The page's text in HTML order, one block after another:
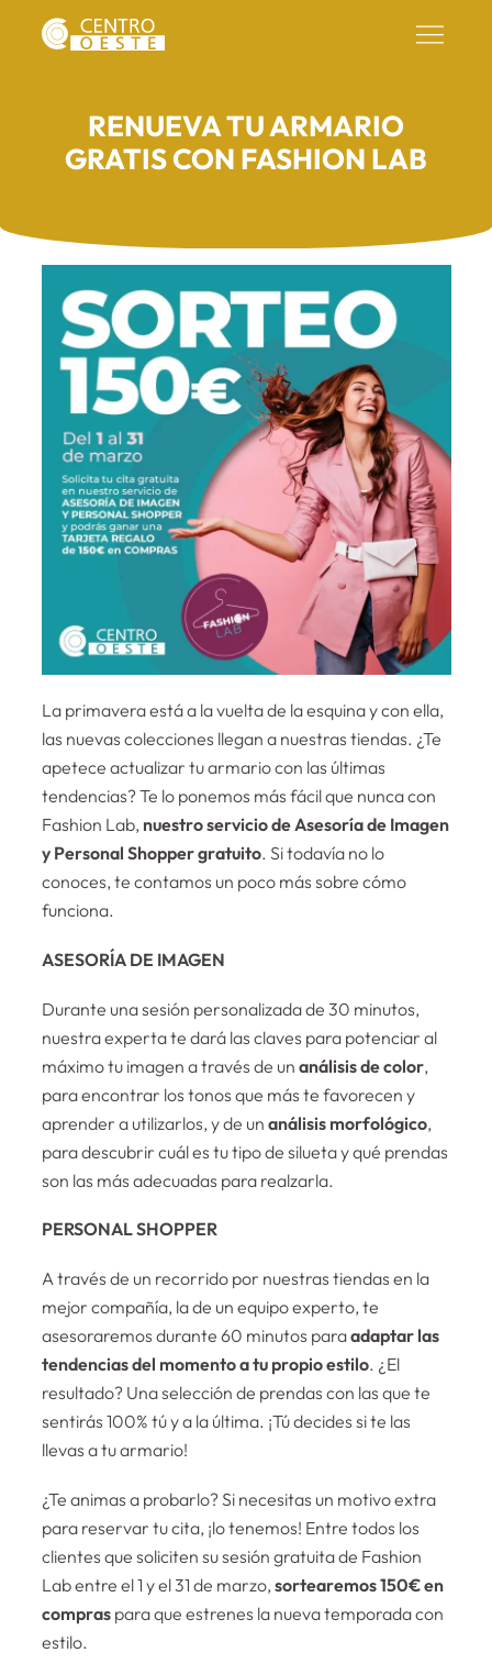
RENUEVA TU ARMARIO
GRATIS CON FASHION LAB
La primavera está a la vuelta de la esquina y con ella,
las nuevas colecciones llegan a nuestras tiendas. ¿Te
apetece actualizar tu armario con las últimas
tendencias? Te lo ponemos más fácil que nunca con
Fashion Lab, nuestro servicio de Asesoría de Imagen
y Personal Shopper gratuito. Si todavía no lo
conoces, te contamos un poco más sobre cómo
funciona.
ASESORÍA DE IMAGEN
Durante una sesión personalizada de 30 minutos,
nuestra experta te dará las claves para potenciar al
máximo tu imagen a través de un análisis de color,
para encontrar los tonos que más te favorecen y
aprender a utilizarlos, y de un análisis morfológico,
para descubrir cuál es tu tipo de silueta y qué prendas
son las más adecuadas para realzarla.
PERSONAL SHOPPER
A través de un recorrido por nuestras tiendas en la
mejor compañía, la de un equipo experto, te
asesoraremos durante 60 minutos paraadaptar las
tendencias del momento a tu propio estilo. ¿El
resultado? Una selección de prendas con las que te
sentirás 100% tú y a la última. ¡Tú decides si te las
llevas a tu armario!
¿Te animas a probarlo? Si necesitas un motivo extra
para reservar tu cita, ¡lo tenemos! Entre todos los
clientes que soliciten su sesión gratuita de Fashion
Lab entre el 1 y el 31 de marzo, sortearemos 150€ en
compraspara que estrenes la nueva temporada con
estilo.